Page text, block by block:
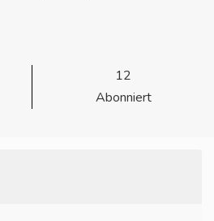
12
Abonniert